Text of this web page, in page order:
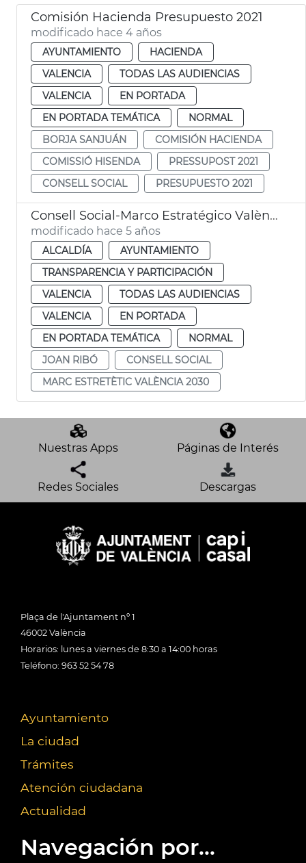
Comisión Hacienda Presupuesto 2021
modificado hace 4 años
AYUNTAMIENTO
HACIENDA
VALENCIA
TODAS LAS AUDIENCIAS
VALENCIA
EN PORTADA
EN PORTADA TEMÁTICA
NORMAL
BORJA SANJUÁN
COMISIÓN HACIENDA
COMISSIÓ HISENDA
PRESSUPOST 2021
CONSELL SOCIAL
PRESUPUESTO 2021
Consell Social-Marco Estratégico València 2030
modificado hace 5 años
ALCALDÍA
AYUNTAMIENTO
TRANSPARENCIA Y PARTICIPACIÓN
VALENCIA
TODAS LAS AUDIENCIAS
VALENCIA
EN PORTADA
EN PORTADA TEMÁTICA
NORMAL
JOAN RIBÓ
CONSELL SOCIAL
MARC ESTRETÈTIC VALÈNCIA 2030
Nuestras Apps Páginas de Interés
Redes Sociales Descargas
Plaça de l'Ajuntament nº 1
46002 València
Horarios: lunes a viernes de 8:30 a 14:00 horas
Teléfono: 963 52 54 78
Ayuntamiento
La ciudad
Trámites
Atención ciudadana
Actualidad
Navegación por...